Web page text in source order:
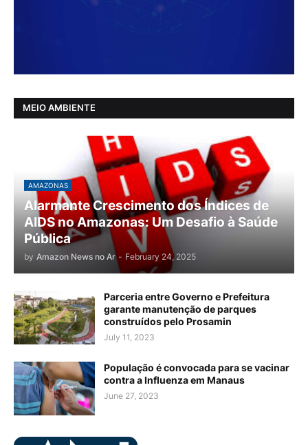
MEIO AMBIENTE
AMAZONAS
Alarmante Crescimento dos Índices de
AIDS no Amazonas: Um Desafio à Saúde
Pública
by Amazon News no Ar - February 24, 2025
Parceria entre Governo e Prefeitura
garante manutenção de parques
construídos pelo Prosamin
July 11, 2023
População é convocada para se vacinar
contra a Influenza em Manaus
June 27, 2023